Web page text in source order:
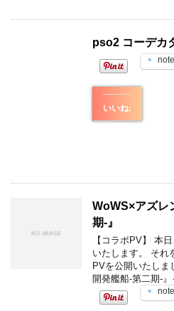
pso2 コーデカ
note
いいね:
WoWS×アズレ
期-』
【コラボPV】 本
いたします。 それ
PVを公開いたしま
開発艦船-第二期-
note